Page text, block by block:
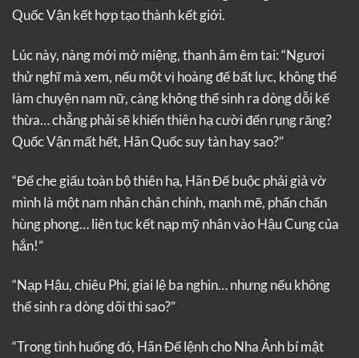
Quốc Vận kết hợp tạo thành kết giới.
Lúc này, nàng mới mở miệng, thanh âm êm tai: “Ngươi
thử nghĩ mà xem, nếu một vị hoàng đế bất lực, không thể
làm chuyện nam nữ, càng không thể sinh ra dòng dỗi kế
thừa… chẳng phải sẽ khiến thiên hạ cười đến rụng răng?
Quốc Vận mất hết, Hãn Quốc suy tàn hay sao?”
“Để che giấu toàn bộ thiên hạ, Hãn Đế buộc phải giả vờ
mình là một nam nhân chân chính, mạnh mẽ, phấn chấn
hùng phong… liên tục kết nạp mỹ nhân vào Hậu Cung của
hắn!”
“Nạp Hậu, chiêu Phi, giai lệ ba nghìn… nhưng nếu không
thể sinh ra dòng dõi thì sao?”
“Trong tình huống đó, Hãn Đế lệnh cho Nha Ảnh bí mật